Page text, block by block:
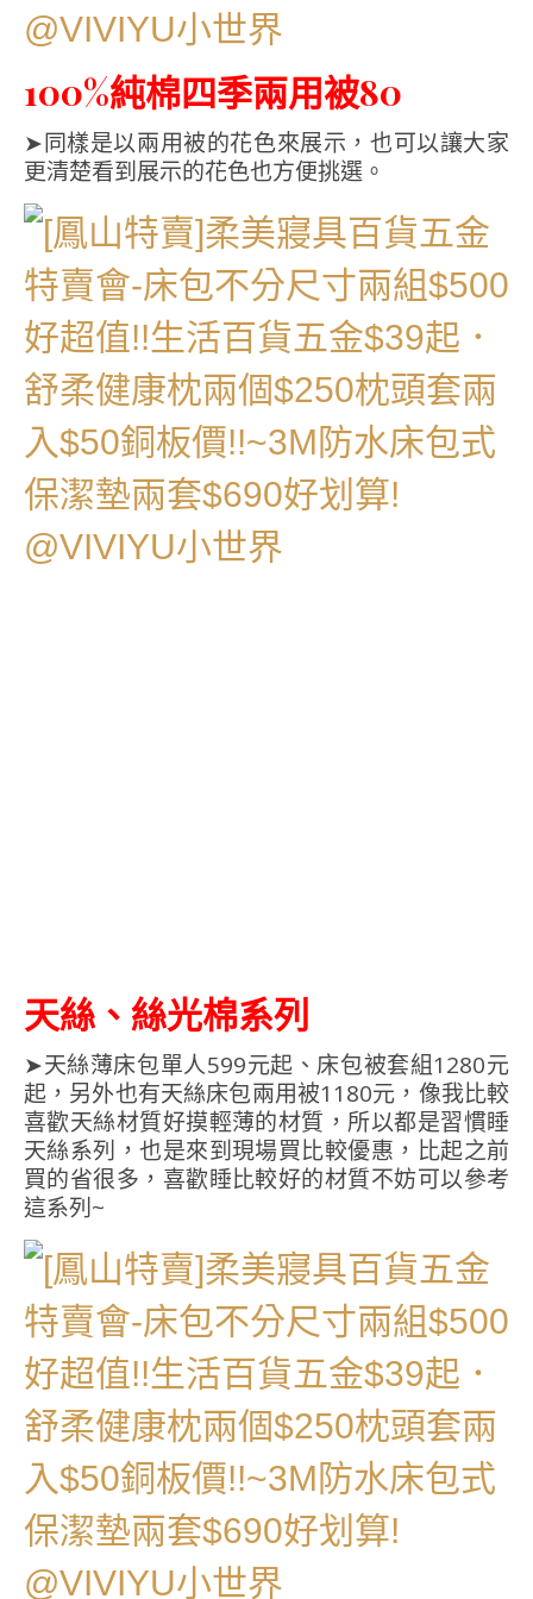
100%純棉四季兩用被80
➤同樣是以兩用被的花色來展示，也可以讓大家
更清楚看到展示的花色也方便挑選。
天絲、絲光棉系列
➤天絲薄床包單人599元起、床包被套組1280元
起，另外也有天絲床包兩用被1180元，像我比較
喜歡天絲材質好摸輕薄的材質，所以都是習慣睡
天絲系列，也是來到現場買比較優惠，比起之前
買的省很多，喜歡睡比較好的材質不妨可以參考
這系列~